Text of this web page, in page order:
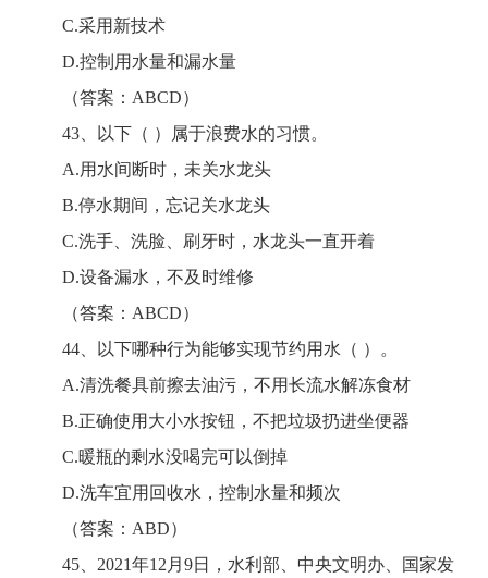
C.采用新技术
D.控制用水量和漏水量
（答案：ABCD）
43、以下（ ）属于浪费水的习惯。
A.用水间断时，未关水龙头
B.停水期间，忘记关水龙头
C.洗手、洗脸、刷牙时，水龙头一直开着
D.设备漏水，不及时维修
（答案：ABCD）
44、以下哪种行为能够实现节约用水（ ）。
A.清洗餐具前擦去油污，不用长流水解冻食材
B.正确使用大小水按钮，不把垃圾扔进坐便器
C.暖瓶的剩水没喝完可以倒掉
D.洗车宜用回收水，控制水量和频次
（答案：ABD）
45、2021年12月9日，水利部、中央文明办、国家发